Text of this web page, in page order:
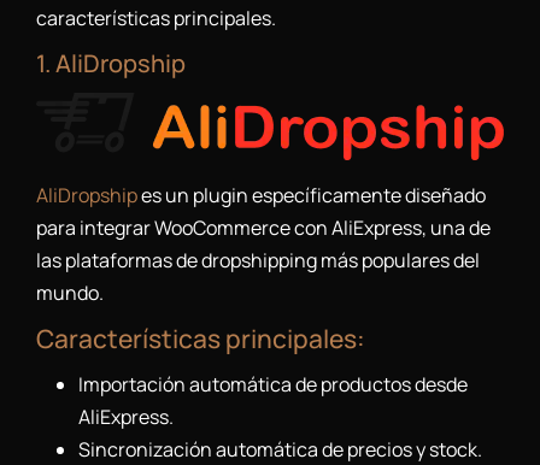
características principales.
1. AliDropship
AliDropshipes un plugin específicamente diseñado
para integrar WooCommerce con AliExpress, una de
las plataformas de dropshipping más populares del
mundo.
Características principales:
Importación automática de productos desde
AliExpress.
Sincronización automática de precios y stock.